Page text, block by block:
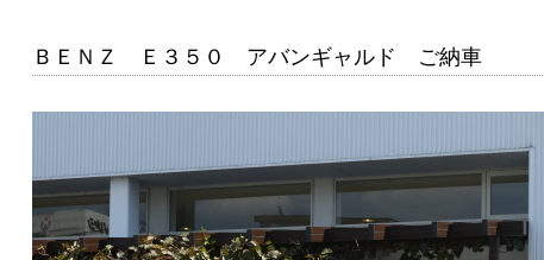
ＢＥＮＺ Ｅ３５０ アバンギャルド ご納車